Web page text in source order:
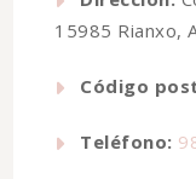
15985 Rianxo,
Código
Teléfono: